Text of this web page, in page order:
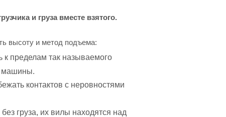
и груза вместе взятого.
высоту и метод подъема:
пределам так называемого
машины.
контактов с неровностями
груза, их вилы находятся над